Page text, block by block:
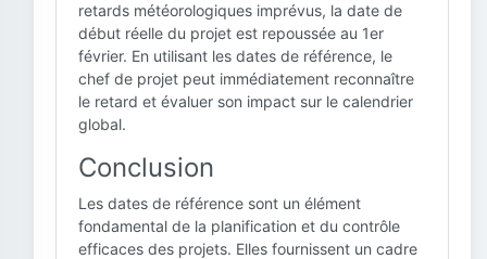
retards météorologiques imprévus, la date de
début réelle du projet est repoussée au 1er
février. En utilisant les dates de référence, le
chef de projet peut immédiatement reconnaître
le retard et évaluer son impact sur le calendrier
global.
Conclusion
Les dates de référence sont un élément
fondamental de la planification et du contrôle
efficaces des projets. Elles fournissent un cadre